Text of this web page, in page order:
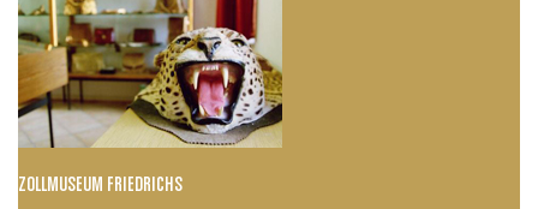
ZOLLMUSEUM FRIEDRICHS